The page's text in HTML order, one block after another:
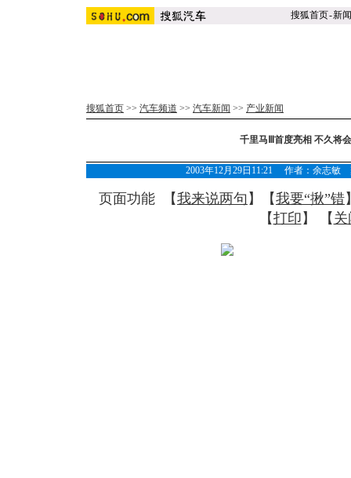
搜狐首页-新闻
搜狐首页 >> 汽车频道 >> 汽车新闻 >> 产业新闻
千里马Ⅲ首度亮相 不久将
2003年12月29日11:21 作者：余志
页面功能 【我来说两句 】【我要“揪”错
【打印 】 【 关